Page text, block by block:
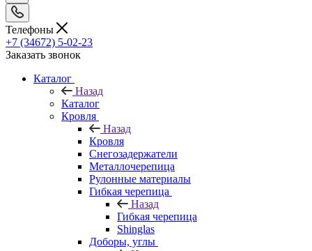
Телефоны
+7 (34672) 5-02-23
Заказать звонок
Каталог
Назад
Каталог
Кровля
Назад
Кровля
Снегозадержатели
Металлочерепица
Рулонные материалы
Гибкая черепица
Назад
Гибкая черепица
Shinglas
Доборы, углы